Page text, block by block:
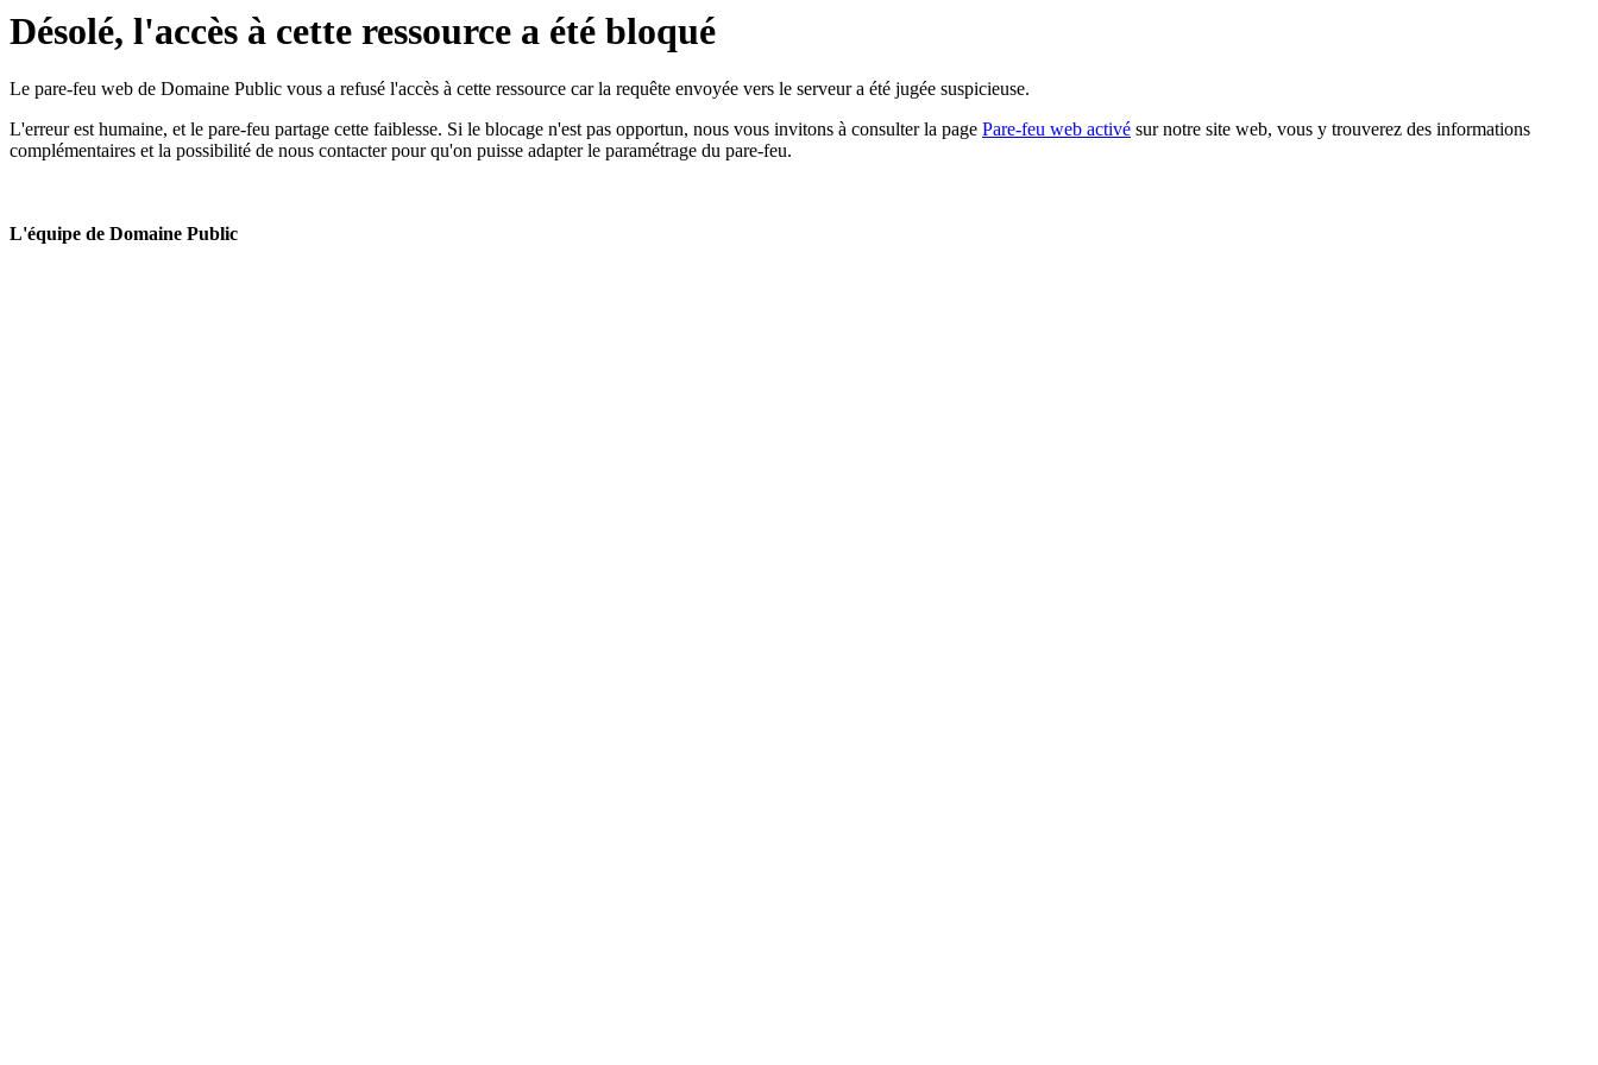
Désolé, l'accès à cette ressource a été bloqué
Le pare-feu web de Domaine Public vous a refusé l'accès à cette ressource car la requête envoyée vers le serveur a été jugée suspicieuse.
L'erreur est humaine, et le pare-feu partage cette faiblesse. Si le blocage n'est pas opportun, nous vous invitons à consulter la page Pare-feu web activé sur notre site web, vous y trouverez des informations
complémentaires et la possibilité de nous contacter pour qu'on puisse adapter le paramétrage du pare-feu.
L'équipe de Domaine Public